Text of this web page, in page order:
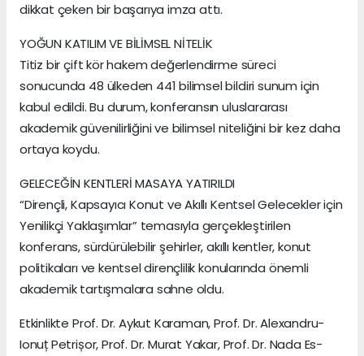
dikkat çeken bir başarıya imza attı.
YOĞUN KATILIM VE BİLİMSEL NİTELİK
Titiz bir çift kör hakem değerlendirme süreci
sonucunda 48 ülkeden 441 bilimsel bildiri sunum için
kabul edildi. Bu durum, konferansın uluslararası
akademik güvenilirliğini ve bilimsel niteliğini bir kez daha
ortaya koydu.
GELECEĞİN KENTLERİ MASAYA YATIRILDI
“Dirençli, Kapsayıcı Konut ve Akıllı Kentsel Gelecekler için
Yenilikçi Yaklaşımlar” temasıyla gerçekleştirilen
konferans, sürdürülebilir şehirler, akıllı kentler, konut
politikaları ve kentsel dirençlilik konularında önemli
akademik tartışmalara sahne oldu.
Etkinlikte Prof. Dr. Aykut Karaman, Prof. Dr. Alexandru-
Ionuț Petrișor, Prof. Dr. Murat Yakar, Prof. Dr. Nada Es-